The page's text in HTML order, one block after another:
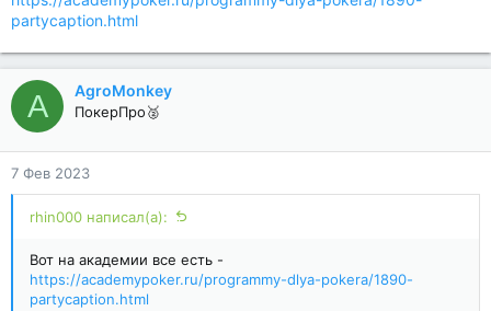
partycaption.html
A AgroMonkey
ПокерПро🥈
7 Фев 2023
rhin000 написал(а):
Вот на академии все есть -
https://academypoker.ru/programmy-dlya-pokera/1890-
partycaption.html